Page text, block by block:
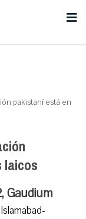
pakistaní está en
Gaudium